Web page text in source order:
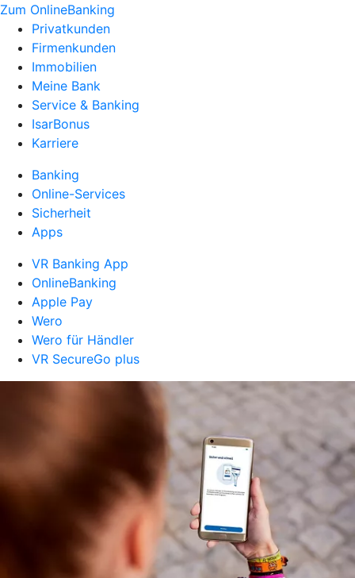
Zum OnlineBanking
Privatkunden
Firmenkunden
Immobilien
Meine Bank
Service & Banking
IsarBonus
Karriere
Banking
Online-Services
Sicherheit
Apps
VR Banking App
OnlineBanking
Apple Pay
Wero
Wero für Händler
VR SecureGo plus